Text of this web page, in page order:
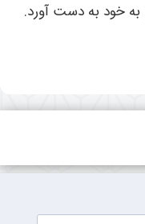
خود به دست آورد.